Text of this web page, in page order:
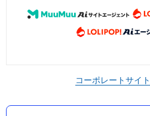
コーポレートサイト